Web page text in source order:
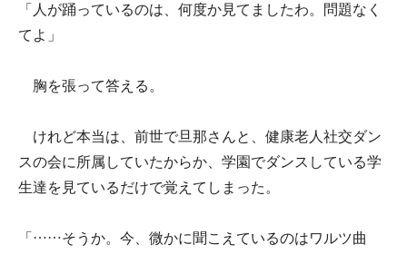
「人が踊っているのは、何度か見てましたわ。問題なく
てよ」
胸を張って答える。
けれど本当は、前世で旦那さんと、健康老人社交ダン
スの会に所属していたからか、学園でダンスしている学
生達を見ているだけで覚えてしまった。
「……そうか。今、微かに聞こえているのはワルツ曲